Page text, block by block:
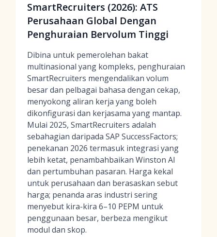
SmartRecruiters (2026): ATS
Perusahaan Global Dengan
Penghuraian Bervolum Tinggi
Dibina untuk pemerolehan bakat
multinasional yang kompleks, penghuraian
SmartRecruiters mengendalikan volum
besar dan pelbagai bahasa dengan cekap,
menyokong aliran kerja yang boleh
dikonfigurasi dan kerjasama yang mantap.
Mulai 2025, SmartRecruiters adalah
sebahagian daripada SAP SuccessFactors;
penekanan 2026 termasuk integrasi yang
lebih ketat, penambahbaikan Winston AI
dan pertumbuhan pasaran. Harga kekal
untuk perusahaan dan berasaskan sebut
harga; penanda aras industri sering
menyebut kira-kira 6–10 PEPM untuk
penggunaan besar, berbeza mengikut
modul dan skop.